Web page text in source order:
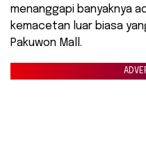
menanggapi banyaknya
kemacetan luar biasa
Pakuwon Mall.